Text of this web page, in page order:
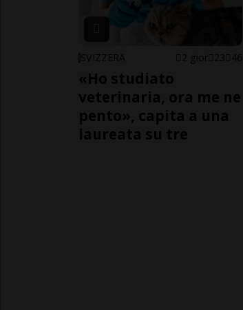
SVIZZERA 2 gior 23 46
«Ho studiato
veterinaria, ora me ne
pento», capita a una
laureata su tre